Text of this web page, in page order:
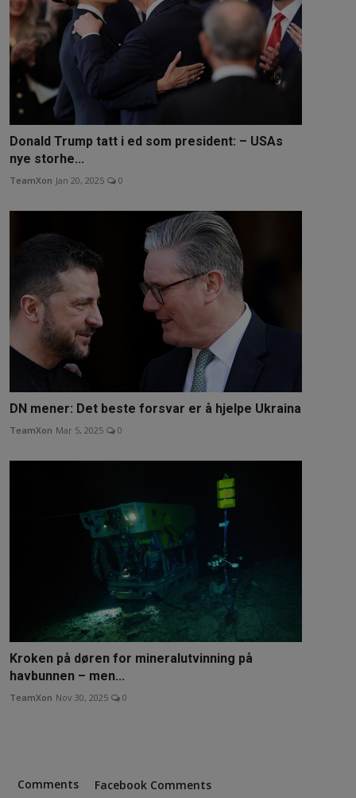
Donald Trump tatt i ed som president: – USAs
nye storhe...
TeamXon Jan 20, 2025 0
DN mener: Det beste forsvar er å hjelpe Ukraina
TeamXon Mar 5, 2025 0
Kroken på døren for mineralutvinning på
havbunnen – men...
TeamXon Nov 30, 2025 0
Comments Facebook Comments